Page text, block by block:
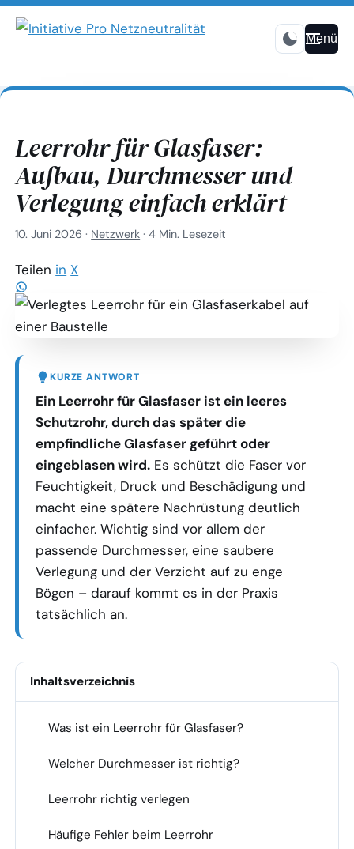
Menü
Leerrohr für Glasfaser:
Aufbau, Durchmesser und
Verlegung einfach erklärt
10. Juni 2026 · Netzwerk ·4 Min. Lesezeit
Teilen in X
KURZE ANTWORT
Ein Leerrohr für Glasfaser ist ein leeres
Schutzrohr, durch das später die
empfindliche Glasfaser geführt oder
eingeblasen wird.Es schützt die Faser vor
Feuchtigkeit, Druck und Beschädigung und
macht eine spätere Nachrüstung deutlich
einfacher. Wichtig sind vor allem der
passende Durchmesser, eine saubere
Verlegung und der Verzicht auf zu enge
Bögen – darauf kommt es in der Praxis
tatsächlich an.
Inhaltsverzeichnis
Was ist ein Leerrohr für Glasfaser?
Welcher Durchmesser ist richtig?
Leerrohr richtig verlegen
Häufige Fehler beim Leerrohr